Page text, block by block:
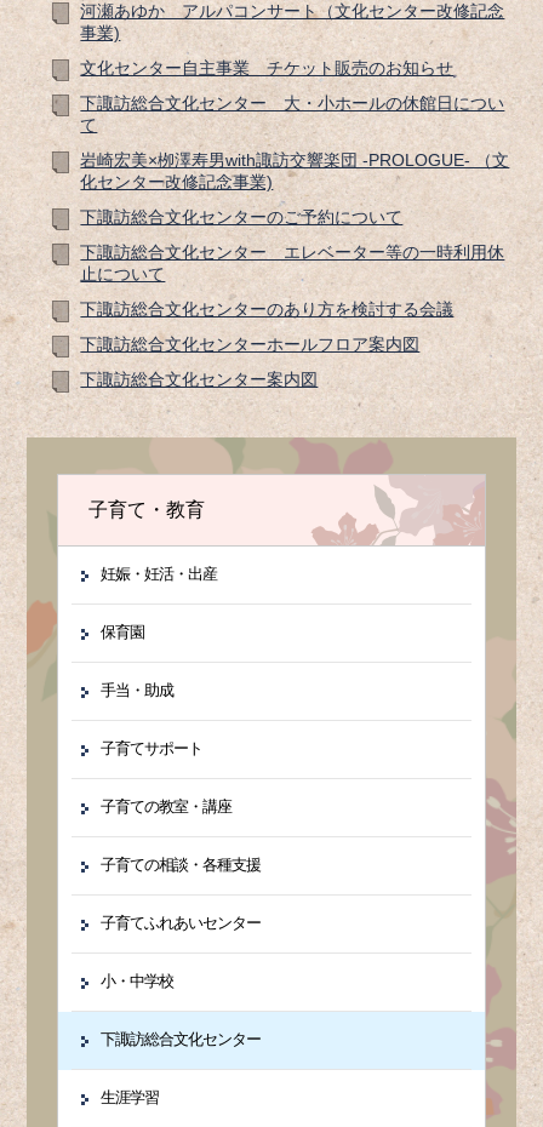
河瀬あゆか アルパコンサート（文化センター改修記念
事業)
文化センター自主事業 チケット販売のお知らせ
下諏訪総合文化センター 大・小ホールの休館日につい
て
岩崎宏美×栁澤寿男with諏訪交響楽団 -PROLOGUE- （文
化センター改修記念事業)
下諏訪総合文化センターのご予約について
下諏訪総合文化センター エレベーター等の一時利用休
止について
下諏訪総合文化センターのあり方を検討する会議
下諏訪総合文化センターホールフロア案内図
下諏訪総合文化センター案内図
子育て・教育
妊娠・妊活・出産
保育園
手当・助成
子育てサポート
子育ての教室・講座
子育ての相談・各種支援
子育てふれあいセンター
小・中学校
下諏訪総合文化センター
生涯学習